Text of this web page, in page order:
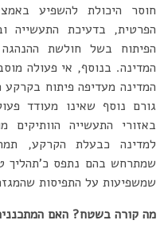
חוסר היכולת להשפיע
הפרטית, בדעיכת התעשייה
הפיתוח בשל חולשת
המדינה. בנוסף, אי פעולה
המדינה מעדיפה פיתוח
גורם נוסף שאינו מעודד
באזורי התעשייה הוותיקים
למדינה כבעלת הקרקע,
שמתרחש בהם נתפס כ’תהליך
שמשפיעות על התפיסות
מה קורה בשטח? האם